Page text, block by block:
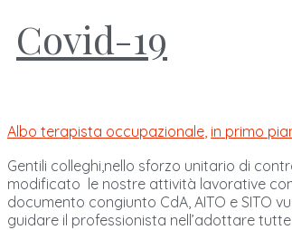
Covid-19
Albo terapista occupazionale in primo
Gentili colleghi,nello sforzo unitario di
modificato le nostre attività lavorative
documento congiunto CdA, AITO e SITO
guidare il professionista nell’adottare